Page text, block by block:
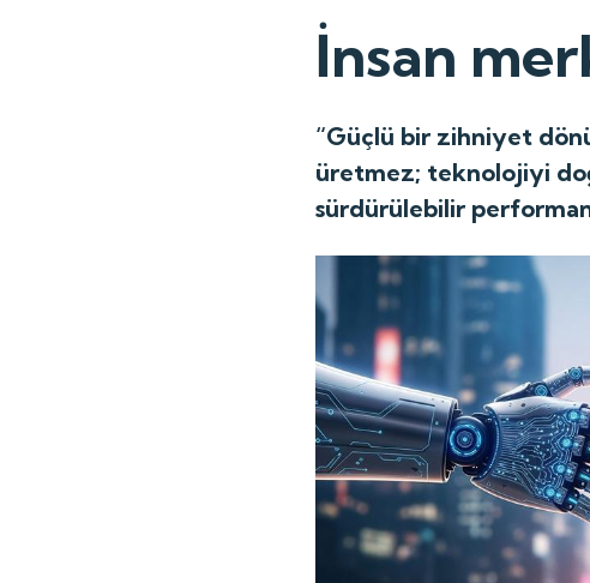
İnsan
“Güçlü bir zihniyet
üretmez; teknolojiyi
sürdürülebilir